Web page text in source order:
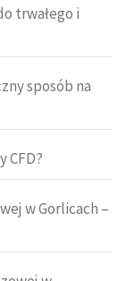
trwałego i
sposób na
CFD?
w Gorlicach –